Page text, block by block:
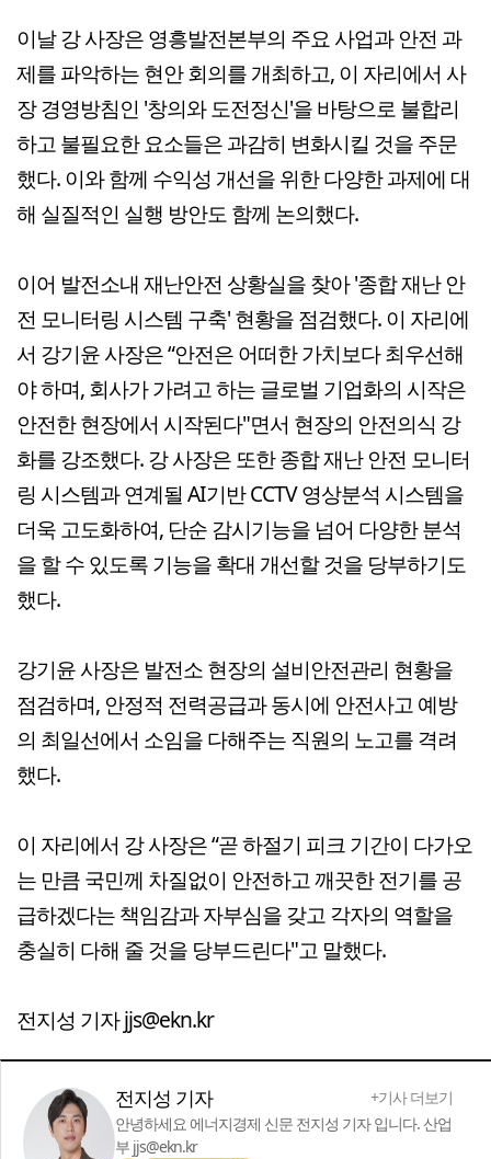
이날 강 사장은 영흥발전본부의 주요 사업과 안전 과
제를 파악하는 현안 회의를 개최하고, 이 자리에서 사
장 경영방침인 '창의와 도전정신'을 바탕으로 불합리
하고 불필요한 요소들은 과감히 변화시킬 것을 주문
했다. 이와 함께 수익성 개선을 위한 다양한 과제에 대
해 실질적인 실행 방안도 함께 논의했다.
이어 발전소내 재난안전 상황실을 찾아 '종합 재난 안
전 모니터링 시스템 구축' 현황을 점검했다. 이 자리에
서 강기윤 사장은 “안전은 어떠한 가치보다 최우선해
야 하며, 회사가 가려고 하는 글로벌 기업화의 시작은
안전한 현장에서 시작된다"면서 현장의 안전의식 강
화를 강조했다. 강 사장은 또한 종합 재난 안전 모니터
링 시스템과 연계될 AI기반 CCTV 영상분석 시스템을
더욱 고도화하여, 단순 감시기능을 넘어 다양한 분석
을 할 수 있도록 기능을 확대 개선할 것을 당부하기도
했다.
강기윤 사장은 발전소 현장의 설비안전관리 현황을
점검하며, 안정적 전력공급과 동시에 안전사고 예방
의 최일선에서 소임을 다해주는 직원의 노고를 격려
했다.
이 자리에서 강 사장은 “곧 하절기 피크 기간이 다가오
는 만큼 국민께 차질없이 안전하고 깨끗한 전기를 공
급하겠다는 책임감과 자부심을 갖고 각자의 역할을
충실히 다해 줄 것을 당부드린다"고 말했다.
전지성 기자 jjs@ekn.kr
전지성 기자
+기사 더보기
안녕하세요 에너지경제 신문 전지성 기자 입니다. 산업
부 jjs@ekn.kr